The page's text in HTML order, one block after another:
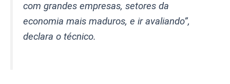
com grandes empresas, setores da
economia mais maduros, e ir avaliando”,
declara o técnico.